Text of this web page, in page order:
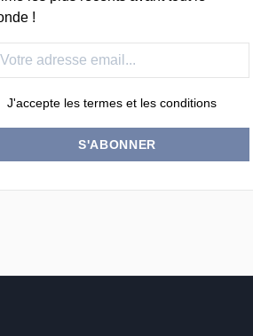
!
J'accepte les termes et les conditions
S'ABONNER